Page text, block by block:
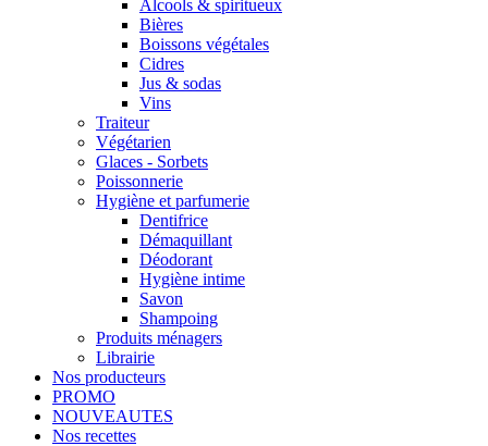
Alcools & spiritueux
Bières
Boissons végétales
Cidres
Jus & sodas
Vins
Traiteur
Végétarien
Glaces - Sorbets
Poissonnerie
Hygiène et parfumerie
Dentifrice
Démaquillant
Déodorant
Hygiène intime
Savon
Shampoing
Produits ménagers
Librairie
Nos producteurs
PROMO
NOUVEAUTES
Nos recettes